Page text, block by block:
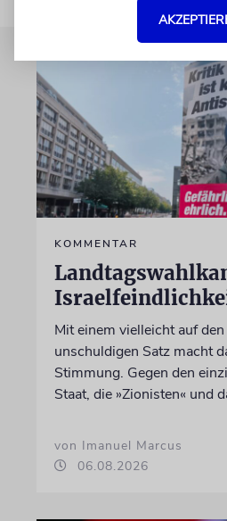
KOMMENTAR
Mit einem vielleicht auf
unschuldigen Satz macht
Stimmung. Gegen den
Staat, die »Zionisten« und
von Imanuel Marcus
06.08.2026